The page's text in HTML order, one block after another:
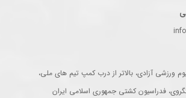
ورزشی آزادی، بالاتر از درب کمپ تیم های ملی،
فدراسیون کشتی جمهوری اسلامی ایران